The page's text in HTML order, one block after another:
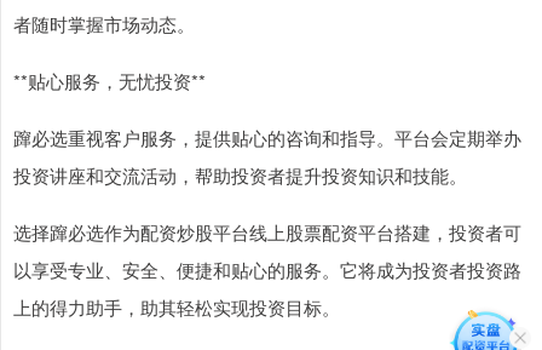
者随时掌握市场动态。
**贴心服务，无忧投资**
蹿必选重视客户服务，提供贴心的咨询和指导。平台会定期举办
投资讲座和交流活动，帮助投资者提升投资知识和技能。
选择蹿必选作为配资炒股平台线上股票配资平台搭建，投资者可
以享受专业、安全、便捷和贴心的服务。它将成为投资者投资路
上的得力助手，助其轻松实现投资目标。